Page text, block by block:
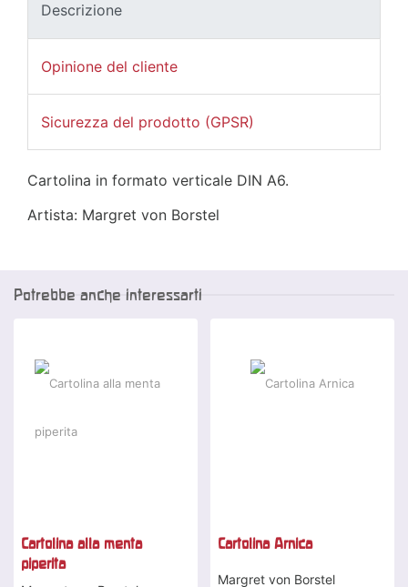
Descrizione
Opinione del cliente
Sicurezza del prodotto (GPSR)
Cartolina in formato verticale DIN A6.
Artista: Margret von Borstel
Potrebbe anche interessarti
Cartolina alla menta
piperita
Cartolina Arnica
Margret von Borstel